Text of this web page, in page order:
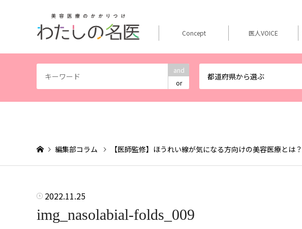
and
or
都道府県から選ぶ
Concept 医人VOICE
編集部コラム 【医師監修】ほうれい線が気になる方向けの美容医療とは？
2022.11.25
img_nasolabial-folds_009